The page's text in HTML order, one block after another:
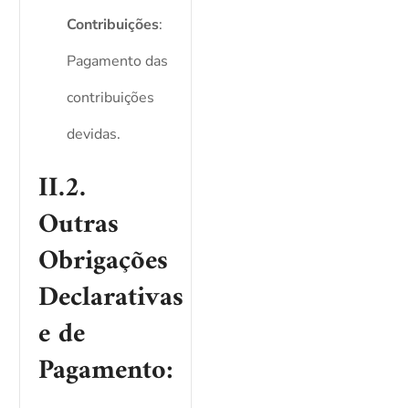
Contribuições:
Pagamento das
contribuições
devidas.
II.2.
Outras
Obrigações
Declarativas
e de
Pagamento: